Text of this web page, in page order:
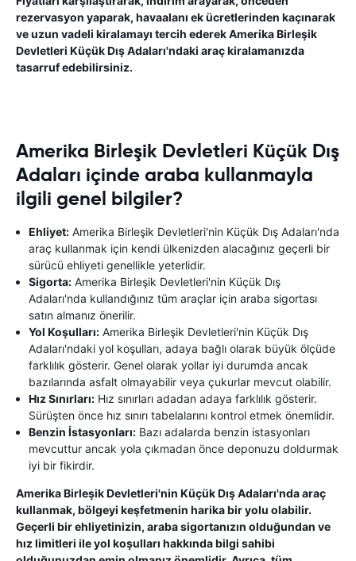
rezervasyon yaparak, havaalanı ek ücretlerinden kaçınarak
ve uzun vadeli kiralamayı tercih ederek Amerika Birleşik
Devletleri Küçük Dış Adaları'ndaki araç kiralamanızda
tasarruf edebilirsiniz.
Amerika Birleşik Devletleri Küçük Dış
Adaları içinde araba kullanmayla
ilgili genel bilgiler?
Ehliyet: Amerika Birleşik Devletleri'nin Küçük Dış Adaları'nda
araç kullanmak için kendi ülkenizden alacağınız geçerli bir
sürücü ehliyeti genellikle yeterlidir.
Sigorta: Amerika Birleşik Devletleri'nin Küçük Dış
Adaları'nda kullandığınız tüm araçlar için araba sigortası
satın almanız önerilir.
Yol Koşulları: Amerika Birleşik Devletleri'nin Küçük Dış
Adaları'ndaki yol koşulları, adaya bağlı olarak büyük ölçüde
farklılık gösterir. Genel olarak yollar iyi durumda ancak
bazılarında asfalt olmayabilir veya çukurlar mevcut olabilir.
Hız Sınırları: Hız sınırları adadan adaya farklılık gösterir.
Sürüşten önce hız sınırı tabelalarını kontrol etmek önemlidir.
Benzin İstasyonları: Bazı adalarda benzin istasyonları
mevcuttur ancak yola çıkmadan önce deponuzu doldurmak
iyi bir fikirdir.
Amerika Birleşik Devletleri'nin Küçük Dış Adaları'nda araç
kullanmak, bölgeyi keşfetmenin harika bir yolu olabilir.
Geçerli bir ehliyetinizin, araba sigortanızın olduğundan ve
hız limitleri ile yol koşulları hakkında bilgi sahibi